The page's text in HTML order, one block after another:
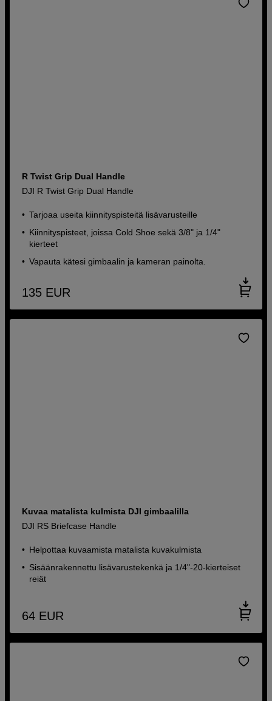
R Twist Grip Dual Handle
DJI R Twist Grip Dual Handle
Tarjoaa useita kiinnityspisteitä lisävarusteille
Kiinnityspisteet, joissa Cold Shoe sekä 3/8" ja 1/4"
kierteet
Vapauta kätesi gimbaalin ja kameran painolta.
135 EUR
Kuvaa matalista kulmista DJI gimbaalilla
DJI RS Briefcase Handle
Helpottaa kuvaamista matalista kuvakulmista
Sisäänrakennettu lisävarustekenkä ja 1/4"-20-kierteiset
reiät
64 EUR